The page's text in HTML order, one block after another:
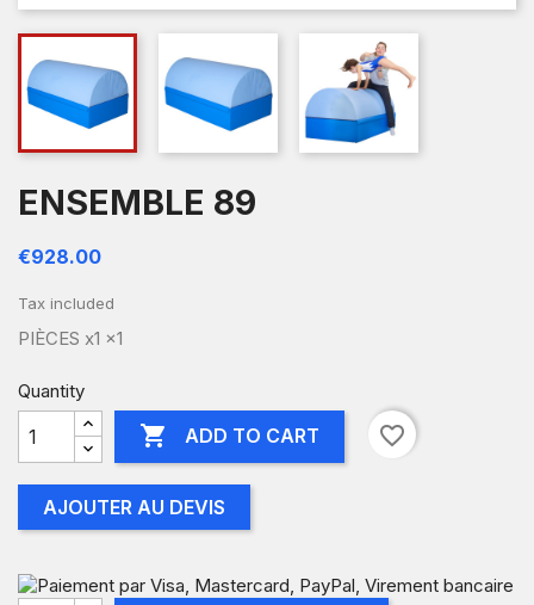
ENSEMBLE 89
€928.00
Tax included
PIÈCES x1 x1
Quantity
 ADD TO CART favorite_border
AJOUTER AU DEVIS